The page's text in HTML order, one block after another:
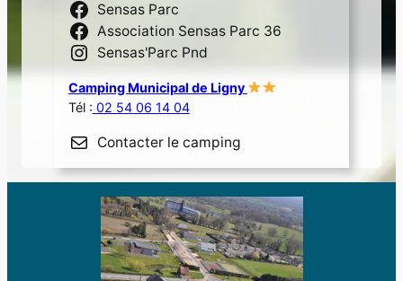
Sensas Parc
Association Sensas Parc 36
Sensas'Parc Pnd
Camping Municipal de Ligny
Tél : 02 54 06 14 04
Contacter le camping